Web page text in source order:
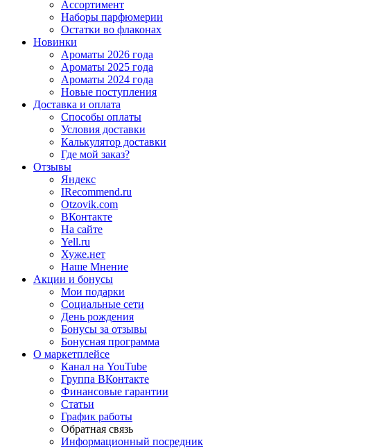
Ассортимент
Наборы парфюмерии
Остатки во флаконах
Новинки
Ароматы 2026 года
Ароматы 2025 года
Ароматы 2024 года
Новые поступления
Доставка и оплата
Способы оплаты
Условия доставки
Калькулятор доставки
Где мой заказ?
Отзывы
Яндекс
IRecommend.ru
Otzovik.com
ВКонтакте
На сайте
Yell.ru
Хуже.нет
Наше Мнение
Акции и бонусы
Мои подарки
Социальные сети
День рождения
Бонусы за отзывы
Бонусная программа
О маркетплейсе
Канал на YouTube
Группа ВКонтакте
Финансовые гарантии
Статьи
График работы
Обратная связь
Информационный посредник